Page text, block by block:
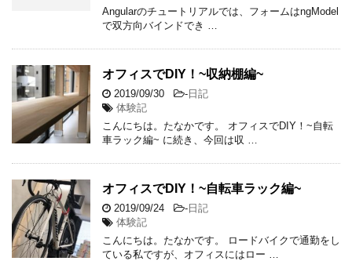
Angularのチュートリアルでは、フォームはngModel
で双方向バインドでき …
オフィスでDIY！~収納棚編~
2019/09/30 -日記
体験記
こんにちは。たなかです。 オフィスでDIY！~自転
車ラック編~ に続き、今回は収 …
オフィスでDIY！~自転車ラック編~
2019/09/24 -日記
体験記
こんにちは。たなかです。 ロードバイクで通勤をし
ている私ですが、オフィスにはロー …